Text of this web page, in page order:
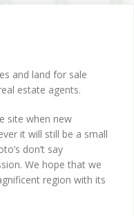
and land for sale
estate agents.
site when new
it will still be a small
don’t say
We hope that we
region with its